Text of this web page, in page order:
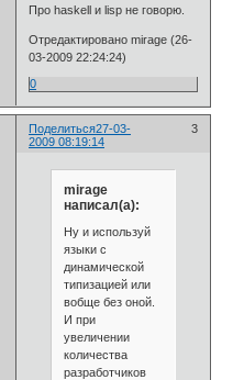
Про haskell и lisp не говорю.
Отредактировано mirage (26-
03-2009 22:24:24)
0
Поделиться 3
27-03-
2009 08:19:14
mirage
написал(а):
Ну и используй
языки с
динамической
типизацией или
вобще без оной.
И при
увеличении
количества
разработчиков